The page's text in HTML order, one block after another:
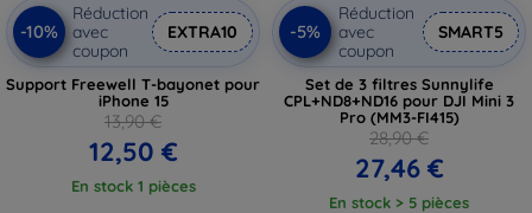
-10%
Réduction
avec
coupon
EXTRA10
Support Freewell T-bayonet pour
iPhone 15
13,90 €
12,50 €
En stock 1 pièces
-5%
Réduction
avec
coupon
SMART5
Set de 3 filtres Sunnylife
CPL+ND8+ND16 pour DJI Mini 3
Pro (MM3-FI415)
28,90 €
27,46 €
En stock > 5 pièces